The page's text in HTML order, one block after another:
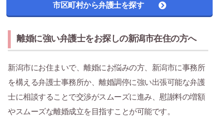
市区町村から弁護士を探す
離婚に強い弁護士をお探しの新潟市在住の方へ
新潟市にお住まいで、離婚にお悩みの方、新潟市に事務所
を構える弁護士事務所か、離婚調停に強い出張可能な弁護
士に相談することで交渉がスムーズに進み、慰謝料の増額
やスムーズな離婚成立を目指すことが可能です。